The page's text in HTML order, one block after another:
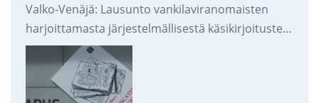
Valko-Venäjä: Lausunto vankilaviranomaisten
harjoittamasta järjestelmällisestä käsikirjoitusten
takavarikoinnista ja tuhoamisesta